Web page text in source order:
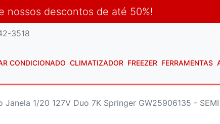
nossos descontos de até 50%!
3518
CONDICIONADO CLIMATIZADOR FREEZER FERRAMENTAS
1/20 127V Duo 7K Springer GW25906135 - SEMI